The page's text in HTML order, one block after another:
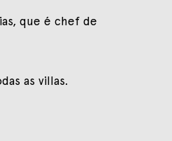
que é chef de
as villas.